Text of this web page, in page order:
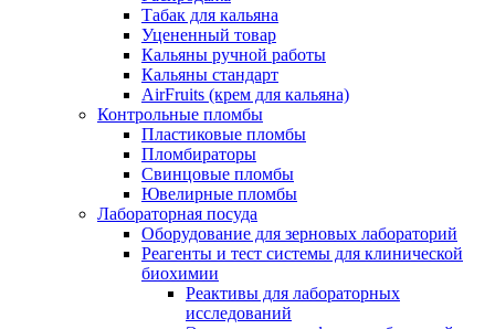
Табак для кальяна
Уцененный товар
Кальяны ручной работы
Кальяны стандарт
AirFruits (крем для кальяна)
Контрольные пломбы
Пластиковые пломбы
Пломбираторы
Свинцовые пломбы
Ювелирные пломбы
Лабораторная посуда
Оборудование для зерновых лабораторий
Реагенты и тест системы для клинической
биохимии
Реактивы для лабораторных
исследований